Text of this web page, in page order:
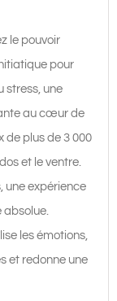
le pouvoir
pour
stress, une
au cœur de
de plus de 3 000
et le ventre.
une expérience
les émotions,
et redonne une